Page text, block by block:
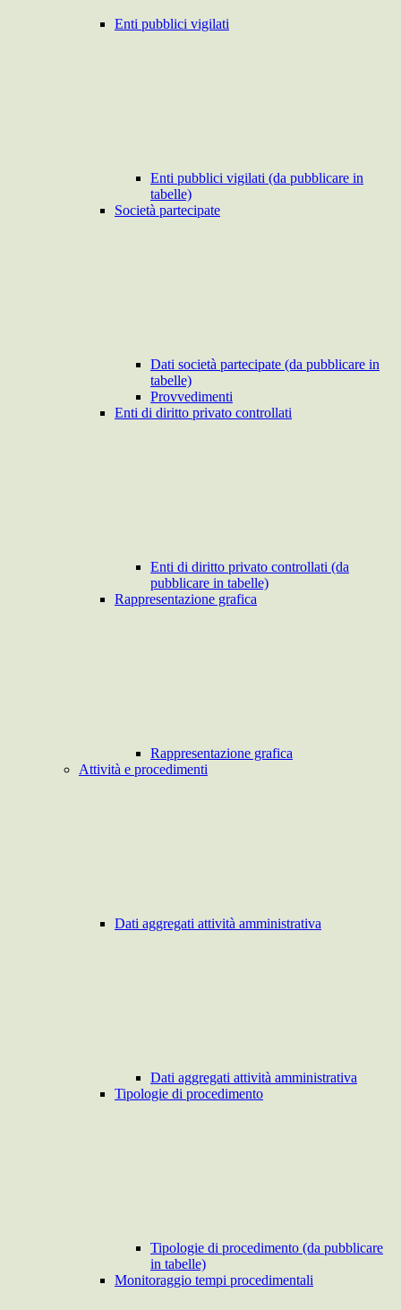
Enti pubblici vigilati
Enti pubblici vigilati (da pubblicare in
tabelle)
Società partecipate
Dati società partecipate (da pubblicare in
tabelle)
Provvedimenti
Enti di diritto privato controllati
Enti di diritto privato controllati (da
pubblicare in tabelle)
Rappresentazione grafica
Rappresentazione grafica
Attività e procedimenti
Dati aggregati attività amministrativa
Dati aggregati attività amministrativa
Tipologie di procedimento
Tipologie di procedimento (da pubblicare
in tabelle)
Monitoraggio tempi procedimentali